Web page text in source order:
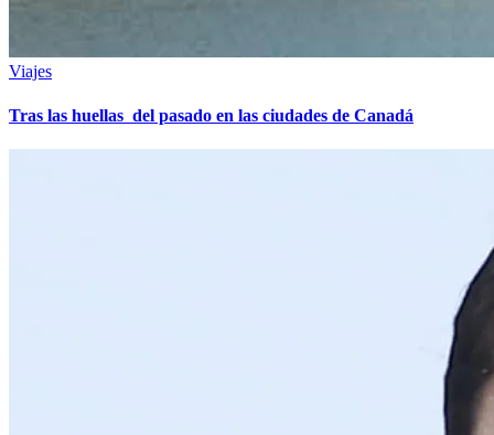
Viajes
Tras las huellas del pasado en las ciudades de Canadá